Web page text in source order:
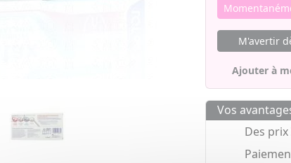
M'avertir
Ajouter à
Vos
Des prix